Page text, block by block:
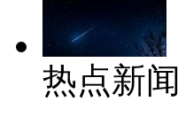
热点新闻